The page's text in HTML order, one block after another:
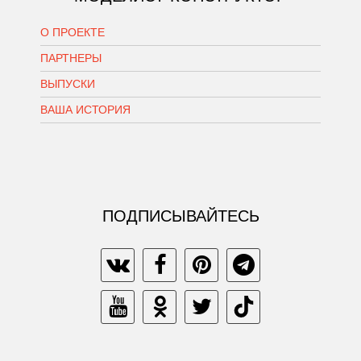
О ПРОЕКТЕ
ПАРТНЕРЫ
ВЫПУСКИ
ВАША ИСТОРИЯ
ПОДПИСЫВАЙТЕСЬ